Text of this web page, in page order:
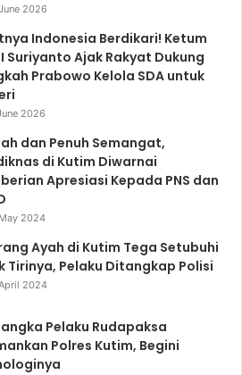
2026
Indonesia Berdikari! Ketum
Suriyanto Ajak Rakyat Dukung
Prabowo Kelola SDA untuk
2026
dan Penuh Semangat,
di Kutim Diwarnai
Apresiasi Kepada PNS dan
2024
Ayah di Kutim Tega Setubuhi
Tirinya, Pelaku Ditangkap Polisi
2024
Pelaku Rudapaksa
Polres Kutim, Begini